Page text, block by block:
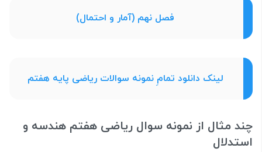
فصل نهم (آمار و احتمال)
لینک دانلود تمامِ نمونه سوالات ریاضی پایه هفتم
چند مثال از نمونه سوال ریاضی هفتم هندسه و
استدلال